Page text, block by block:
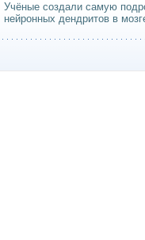
Учёные создали самую
нейронных дендритов в